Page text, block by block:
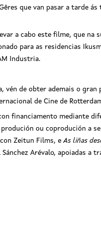
que van pasar a tarde ás
a cabo este filme, que na
para as residencias
Industria.
vén de obter ademais o
de Cine de
financiamento mediante
ou coprodución a
con Zeitun Films, eAs liñas
Sánchez Arévalo, apoiadas a